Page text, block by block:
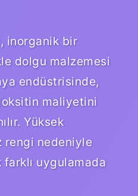
inorganik bir
dolgu malzemesi
endüstrisinde,
maliyetini
Yüksek
rengi nedeniyle
uygulamada